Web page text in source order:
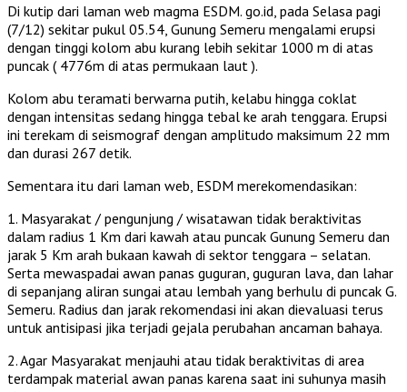
Di kutip dari laman web magma ESDM. go.id, pada Selasa pagi
(7/12) sekitar pukul 05.54, Gunung Semeru mengalami erupsi
dengan tinggi kolom abu kurang lebih sekitar 1000 m di atas
puncak ( 4776m di atas permukaan laut ).
Kolom abu teramati berwarna putih, kelabu hingga coklat
dengan intensitas sedang hingga tebal ke arah tenggara. Erupsi
ini terekam di seismograf dengan amplitudo maksimum 22 mm
dan durasi 267 detik.
Sementara itu dari laman web, ESDM merekomendasikan:
1. Masyarakat / pengunjung / wisatawan tidak beraktivitas
dalam radius 1 Km dari kawah atau puncak Gunung Semeru dan
jarak 5 Km arah bukaan kawah di sektor tenggara – selatan.
Serta mewaspadai awan panas guguran, guguran lava, dan lahar
di sepanjang aliran sungai atau lembah yang berhulu di puncak G.
Semeru. Radius dan jarak rekomendasi ini akan dievaluasi terus
untuk antisipasi jika terjadi gejala perubahan ancaman bahaya.
2. Agar Masyarakat menjauhi atau tidak beraktivitas di area
terdampak material awan panas karena saat ini suhunya masih